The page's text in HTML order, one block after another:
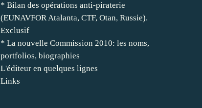
* Bilan des opérations anti-piraterie
(EUNAVFOR Atalanta, CTF, Otan, Russie).
Exclusif
* La nouvelle Commission 2010: les noms,
portfolios, biographies
L'éditeur en quelques lignes
Links